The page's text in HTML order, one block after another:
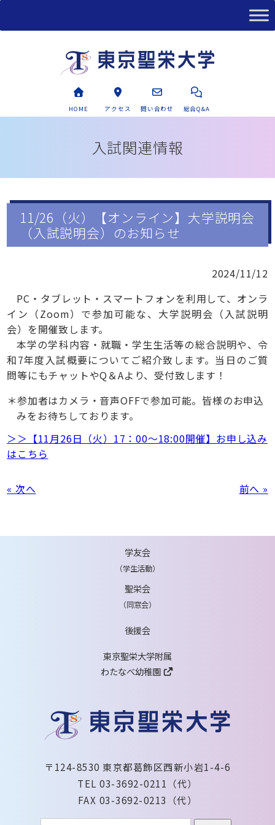
HOME アクセス 問い合わせ 総合Q&A
入試関連情報
11/26（火）【オンライン】大学説明会
（入試説明会）のお知らせ
2024/11/12
PC・タブレット・スマートフォンを利用して、オンラ
イン（Zoom）で参加可能な、大学説明会（入試説明
会）を開催致します。
本学の学科内容・就職・学生生活等の総合説明や、令
和7年度入試概要についてご紹介致します。当日のご質
問等にもチャットやQ＆Aより、受付致します！
参加者はカメラ・音声OFFで参加可能。皆様のお申込
みをお待ちしております。
＞＞【11月26日（火）17：00～18:00開催】お申し込み
はこちら
« 次へ 前へ »
学友会
（学生活動）
聖栄会
（同窓会）
後援会
東京聖栄大学附属
わたなべ幼稚園
〒124-8530 東京都葛飾区西新小岩1-4-6
TEL 03-3692-0211（代）
FAX 03-3692-0213（代）